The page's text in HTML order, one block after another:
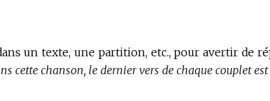
un texte, une partition, etc., pour avertir de
cette chanson, le dernier vers de chaque couplet